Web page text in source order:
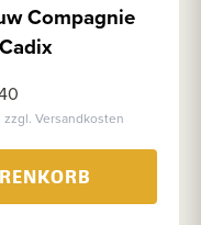
Compagnie
Versandkosten